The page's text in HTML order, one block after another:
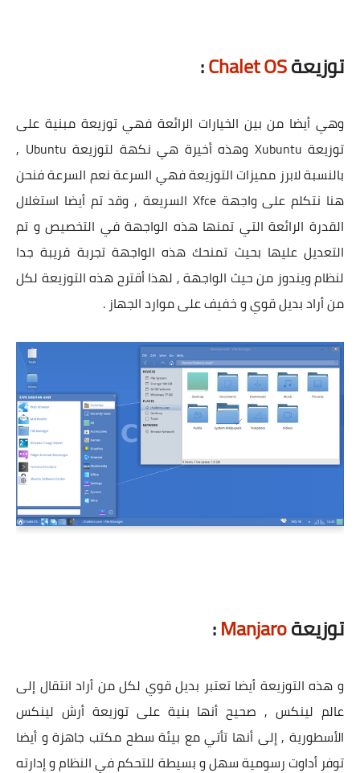
توزيعةChalet OS
:
وهي أيضا من بين الخيارات الرائعة فهي توزيعة مبنية على
توزيعة Xubuntu وهذه أخيرة هي نكهة لتوزيعة Ubuntu ,
بالنسبة لابرز مميزات التوزيعة فهي السرعة نعم السرعة فنحن
هنا نتكلم على واجهة Xfce السريعة , وقد تم أيضا استغلال
القدرة الرائعة التي تمنها هذه الواجهة في التخصيص و تم
التعديل عليها بحيث تمنحك هذه الواجهة تجربة قريبة جدا
لنظام ويندوز من حيث الواجهة , لهذا أقترح هذه التوزيعة لكل
من أراد بديل قوي و خفيف على موارد الجهاز .
توزيعةManjaro
:
و هذه التوزيعة أيضا تعتبر بديل قوي لكل من أراد انتقال إلى
عالم لينكس , صحيح أنها بنية على توزيعة أرش لينكس
الأسطورية , إلى أنها تأتي مع بيئة سطح مكتب جاهزة و أيضا
توفر أداوت رسومية سهل و بسيطة للتحكم في النظام و إدارته